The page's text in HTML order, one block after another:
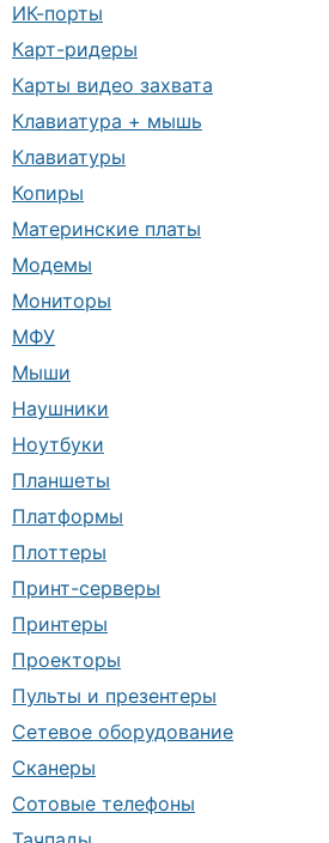
ИК-порты
Карт-ридеры
Карты видео захвата
Клавиатура + мышь
Клавиатуры
Копиры
Материнские платы
Модемы
Мониторы
МФУ
Мыши
Наушники
Ноутбуки
Планшеты
Платформы
Плоттеры
Принт-серверы
Принтеры
Проекторы
Пульты и презентеры
Сетевое оборудование
Сканеры
Сотовые телефоны